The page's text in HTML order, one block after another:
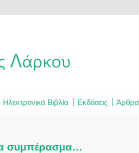
Ηλεκτρονικά Βιβλία Εκδόσεις Άρθρα
συμπέρασμα…